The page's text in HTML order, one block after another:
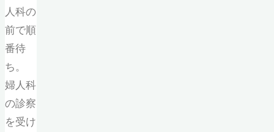
人科の
前で順
番待
ち。
婦人科
の診察
を受け